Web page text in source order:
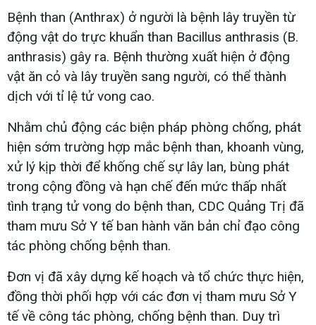
Bệnh than (Anthrax) ở người là bệnh lây truyền từ
động vật do trực khuẩn than Bacillus anthrasis (B.
anthrasis) gây ra. Bệnh thường xuất hiện ở động
vật ăn cỏ và lây truyền sang người, có thể thành
dịch với tỉ lệ tử vong cao.
Nhằm chủ động các biện pháp phòng chống, phát
hiện sớm trường hợp mắc bệnh than, khoanh vùng,
xử lý kịp thời để khống chế sự lây lan, bùng phát
trong cộng đồng và hạn chế đến mức thấp nhất
tình trạng tử vong do bệnh than, CDC Quảng Trị đã
tham mưu Sở Y tế ban hành văn bản chỉ đạo công
tác phòng chống bệnh than.
Đơn vị đã xây dựng kế hoạch và tổ chức thực hiện,
đồng thời phối hợp với các đơn vị tham mưu Sở Y
tế về công tác phòng, chống bệnh than. Duy trì